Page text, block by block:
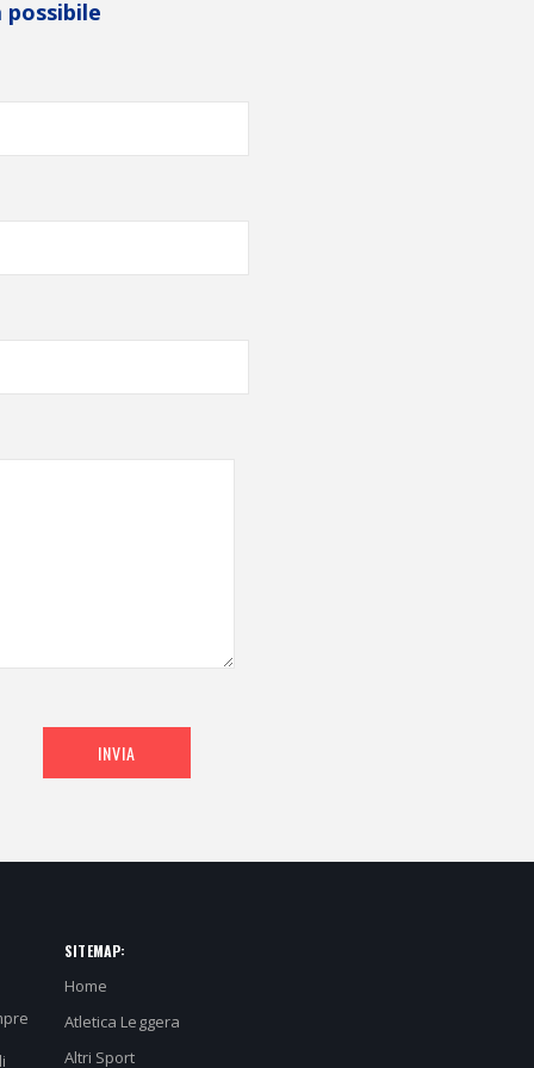
INVIA
SITEMAP:
Home
Atletica Leggera
Altri Sport